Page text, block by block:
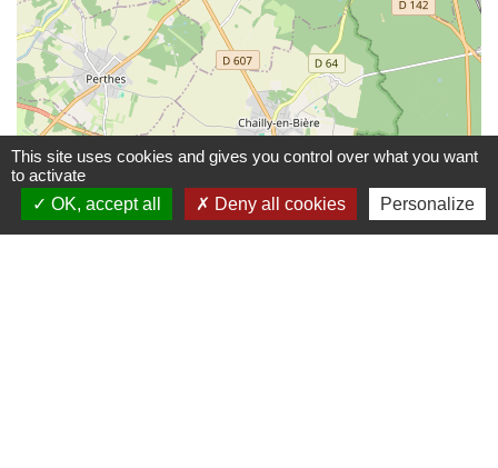
This site uses cookies and gives you control over what you want
to activate
OK, accept all
Deny all cookies Personalize